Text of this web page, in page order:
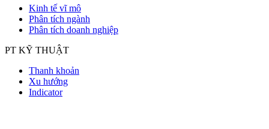
Kinh tế vĩ mô
Phân tích ngành
Phân tích doanh nghiệp
PT KỸ THUẬT
Thanh khoản
Xu hướng
Indicator